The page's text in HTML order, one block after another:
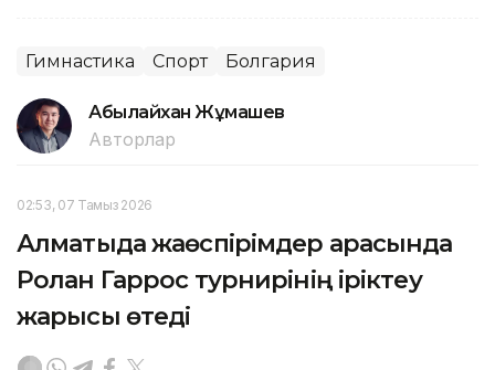
Гимнастика Спорт Болгария
Абылайхан Жұмашев
Авторлар
02:53, 07 Тамыз 2026
Алматыда жаөспірімдер арасында
Ролан Гаррос турнирінің іріктеу
жарысы өтеді